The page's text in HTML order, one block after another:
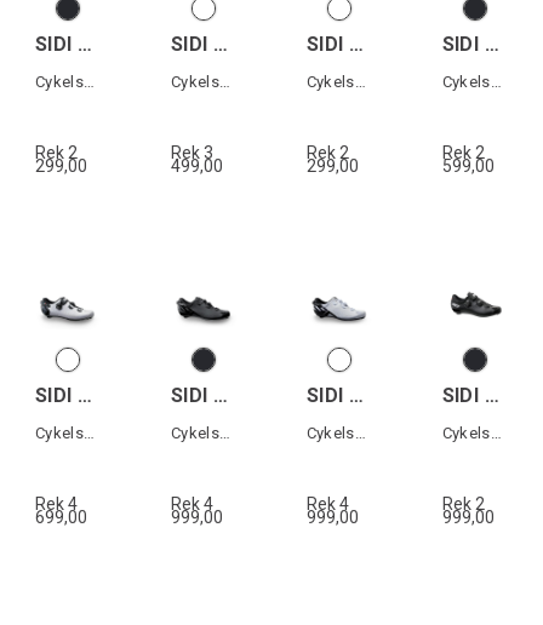
SIDI MTB AERTIS MEGA
Cykelsko MTB
Rek 2
299,00
SIDI ERGO 6
Cykelsko landsväg
Rek 3
499,00
SIDI MTB AERTIS
Cykelsko MTB
Rek 2
299,00
SIDI ALGOR
Cykelsko XC
Rek 2
599,00
SIDI WIRE 2S WOMAN
Cykelsko landsväg dam
Rek 4
699,00
SIDI SHOT 2S
Cykelsko landsväg
Rek 4
999,00
SIDI SHOT 2S
Rek 4
999,00
SIDI GENIUS 10 WOMAN
Rek 2
999,00